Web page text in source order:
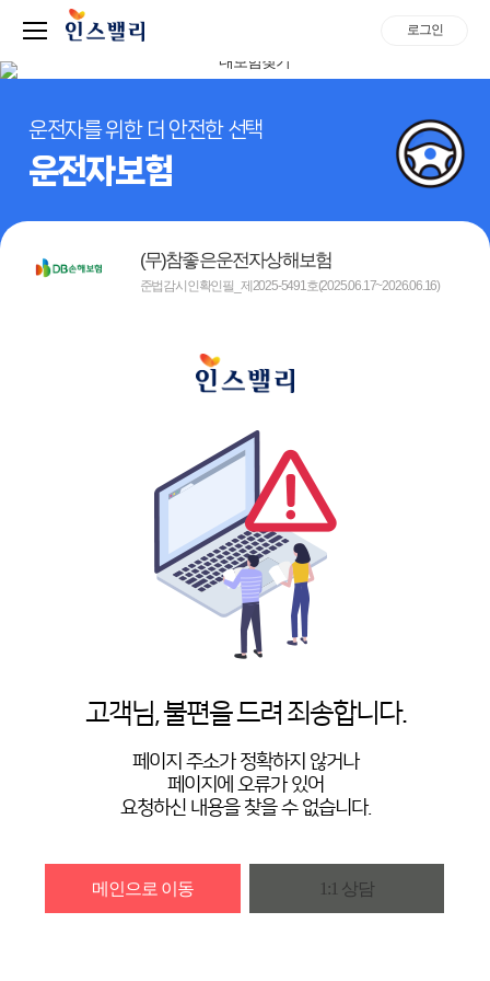
로그인
운전자를 위한 더 안전한 선택
운전자보험
(무)참좋은운전자상해보험
준법감시인확인필_제2025-5491호(2025.06.17~2026.06.16)
고객님, 불편을 드려 죄송합니다.
페이지 주소가 정확하지 않거나
페이지에 오류가 있어
요청하신 내용을 찾을 수 없습니다.
메인으로 이동 1:1 상담